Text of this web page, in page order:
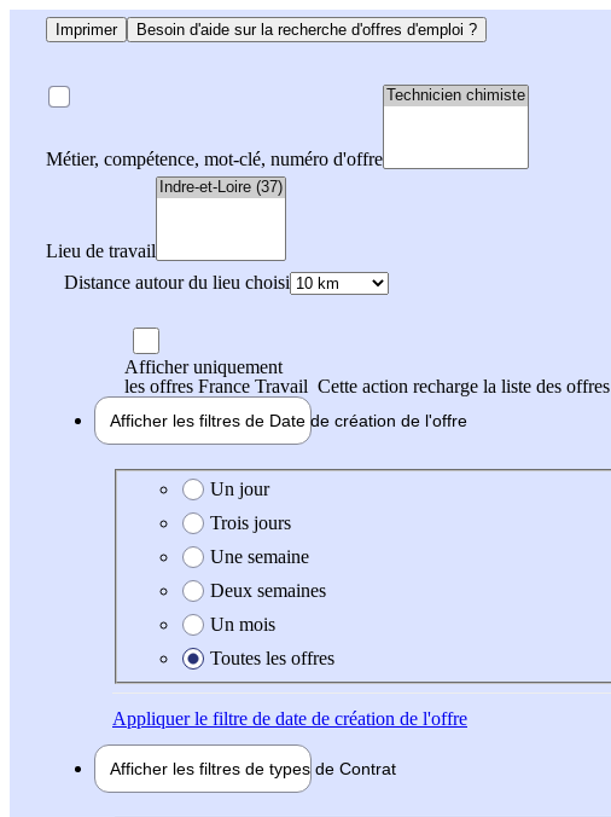
Imprimer Besoin d'aide sur la recherche d'offres d'emploi ?
Métier, compétence, mot-clé, numéro d'offre
Lieu de travail
Distance autour du lieu choisi
Afficher uniquement
les offres France Travail Cette action recharge la liste des offres
Afficher les filtres de Date de création de l'offre
Date de création de l'offre
Un jour
Trois jours
Une semaine
Deux semaines
Un mois
Toutes les offres
Appliquerle filtre de date de création de l'offre
Afficher les filtres de types de Contrat